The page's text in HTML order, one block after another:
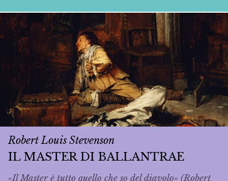
Robert Louis Stevenson
IL MASTER DI BALLANTRAE
«Il Master è tutto quello che so del diavolo» (Robert